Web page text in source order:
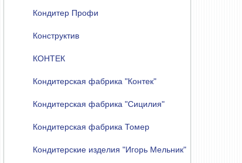
Кондитер Профи
Конструктив
КОНТЕК
Кондитерская фабрика "Контек"
Кондитерская фабрика "Сицилия"
Кондитерская фабрика Томер
Кондитерские изделия "Игорь Мельник"